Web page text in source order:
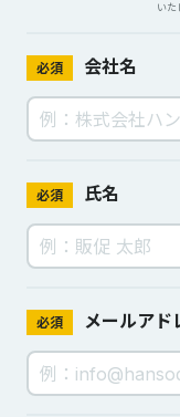
いた
必須 会社名
必須 氏名
必須 メールアド